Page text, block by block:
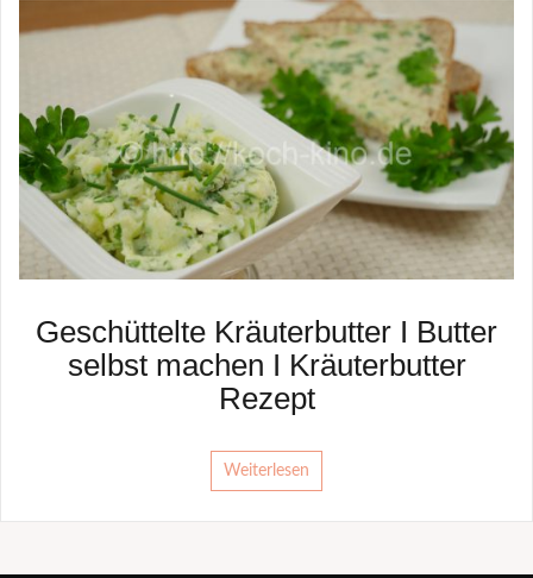
Geschüttelte Kräuterbutter I Butter
selbst machen I Kräuterbutter
Rezept
Weiterlesen